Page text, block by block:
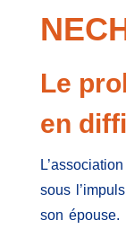
Le
en
sous
son épouse.